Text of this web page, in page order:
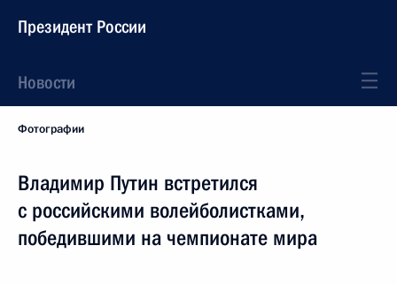
Президент России
Новости
Фотографии
Владимир Путин встретился
с российскими волейболистками,
победившими на чемпионате мира